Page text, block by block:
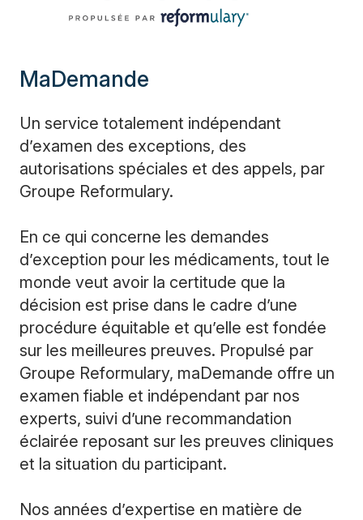
MaDemande
Un service totalement indépendant
d’examen des exceptions, des
autorisations spéciales et des appels, par
Groupe Reformulary.
En ce qui concerne les demandes
d’exception pour les médicaments, tout le
monde veut avoir la certitude que la
décision est prise dans le cadre d’une
procédure équitable et qu’elle est fondée
sur les meilleures preuves. Propulsé par
Groupe Reformulary, maDemande offre un
examen fiable et indépendant par nos
experts, suivi d’une recommandation
éclairée reposant sur les preuves cliniques
et la situation du participant.
Nos années d’expertise en matière de